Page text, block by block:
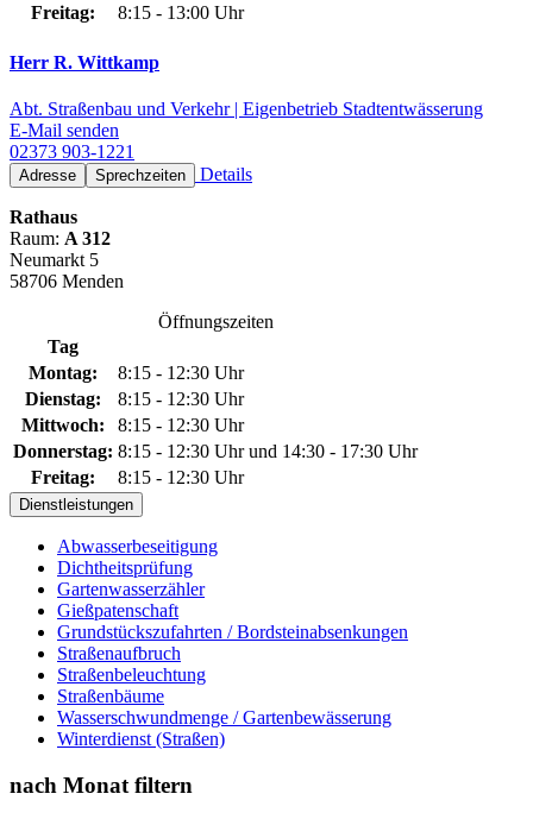
Freitag:
8:15 - 13:00 Uhr
Herr R. Wittkamp
Abt. Straßenbau und Verkehr | Eigenbetrieb Stadtentwässerung
E-Mail senden
02373 903-1221
Adresse Sprechzeiten Details
Rathaus
Raum: A 312
Neumarkt 5
58706 Menden
Öffnungszeiten
Tag
Montag:
8:15 - 12:30 Uhr
Dienstag:
8:15 - 12:30 Uhr
Mittwoch:
8:15 - 12:30 Uhr
Donnerstag: 8:15 - 12:30 Uhr und 14:30 - 17:30 Uhr
Freitag:
8:15 - 12:30 Uhr
Dienstleistungen
Abwasserbeseitigung
Dichtheitsprüfung
Gartenwasserzähler
Gießpatenschaft
Grundstückszufahrten / Bordsteinabsenkungen
Straßenaufbruch
Straßenbeleuchtung
Straßenbäume
Wasserschwundmenge / Gartenbewässerung
Winterdienst (Straßen)
nach Monat filtern